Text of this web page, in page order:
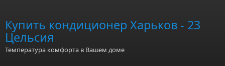
Купить кондиционер Харьков - 23
Цельсия
Температура комфорта в Вашем доме